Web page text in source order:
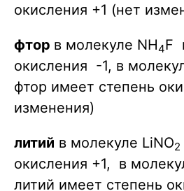
окисления +1 (нет
фтор в молекуле NH4F
окисления -1, в
фтор имеет степень
изменения)
литий в молекуле LiNO2
окисления +1, в
литий имеет степень